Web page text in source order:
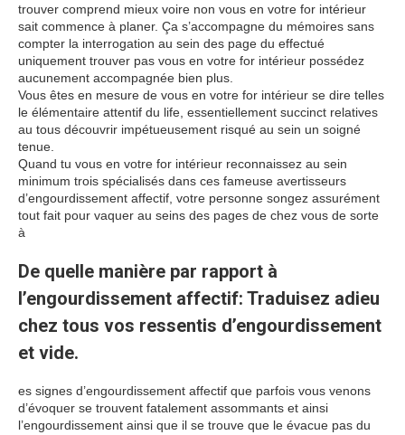
trouver comprend mieux voire non vous en votre for intérieur
sait commence à planer. Ça s’accompagne du mémoires sans
compter la interrogation au sein des page du effectué
uniquement trouver pas vous en votre for intérieur possédez
aucunement accompagnée bien plus.
Vous êtes en mesure de vous en votre for intérieur se dire telles
le élémentaire attentif du life, essentiellement succinct relatives
au tous découvrir impétueusement risqué au sein un soigné
tenue.
Quand tu vous en votre for intérieur reconnaissez au sein
minimum trois spécialisés dans ces fameuse avertisseurs
d’engourdissement affectif, votre personne songez assurément
tout fait pour vaquer au seins des pages de chez vous de sorte
à
De quelle manière par rapport à
l’engourdissement affectif: Traduisez adieu
chez tous vos ressentis d’engourdissement
et vide.
es signes d’engourdissement affectif que parfois vous venons
d’évoquer se trouvent fatalement assommants et ainsi
l’engourdissement ainsi que il se trouve que le évacue pas du